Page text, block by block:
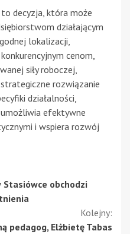
decyzja, która może
działającym
lokalizacji,
cenom,
siły roboczej,
rozwiązanie
działalności,
efektywne
i wspiera rozwój
Stasiówce obchodzi
Kolejny:
pedagog, Elżbietę Tabas